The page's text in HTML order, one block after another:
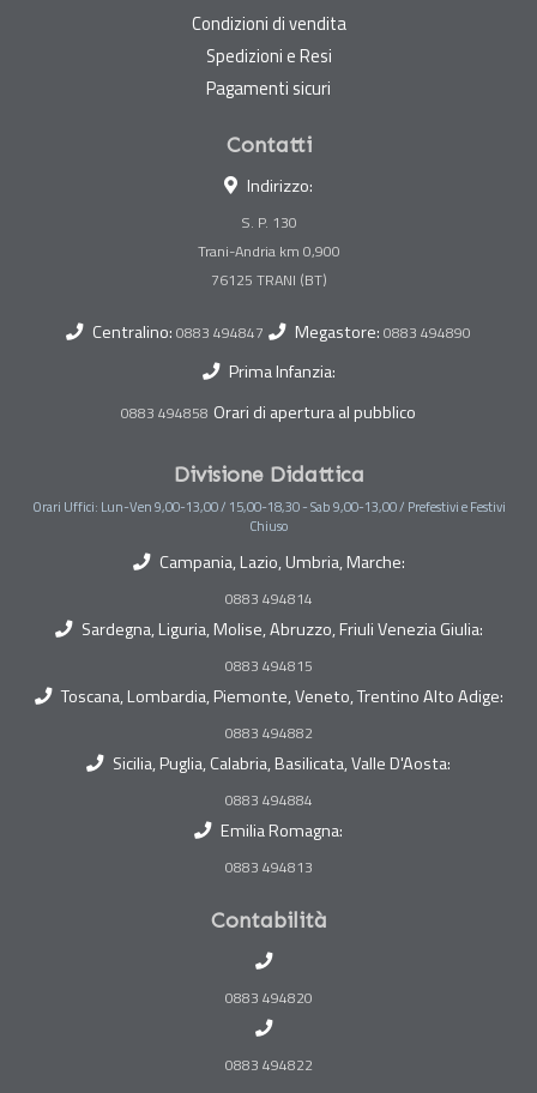
Condizioni di vendita
Spedizioni e Resi
Pagamenti sicuri
Contatti
Indirizzo:
S. P. 130
Trani-Andria km 0,900
Centralino: 0883 494847 Megastore: 0883 494890
Prima Infanzia:
0883 494858 Orari di apertura al pubblico
Divisione Didattica
Orari Uffici: Lun-Ven 9,00-13,00 / 15,00-18,30 - Sab 9,00-13,00 / Prefestivi e Festivi
Chiuso
Campania, Lazio, Umbria, Marche:
0883 494814
Sardegna, Liguria, Molise, Abruzzo, Friuli Venezia Giulia:
0883 494815
Toscana, Lombardia, Piemonte, Veneto, Trentino Alto Adige:
0883 494882
Sicilia, Puglia, Calabria, Basilicata, Valle D'Aosta:
0883 494884
Emilia Romagna:
0883 494813
Contabilità
0883 494820
0883 494822